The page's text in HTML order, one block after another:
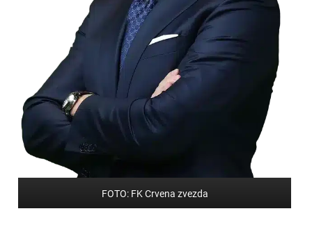
FOTO: FK Crvena zvezda